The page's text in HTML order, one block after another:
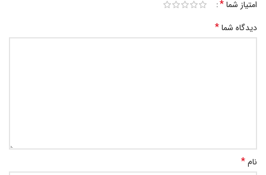
امتیاز شما*
دیدگاه شما*
نام*